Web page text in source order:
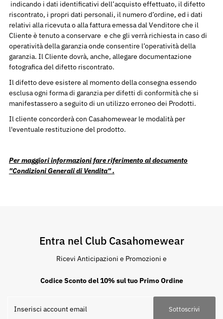
indicando i dati identificativi dell’acquisto effettuato, il difetto
riscontrato, i propri dati personali, il numero d’ordine, ed i dati
relativi alla ricevuta o alla fattura emessa dal Venditore che il
Cliente è tenuto a conservare e che gli verrà richiesta in caso di
operatività della garanzia onde consentire l’operatività della
garanzia. Il Cliente dovrà, anche, allegare documentazione
fotografica del difetto riscontrato.
Il difetto deve esistere al momento della consegna essendo
esclusa ogni forma di garanzia per difetti di conformità che si
manifestassero a seguito di un utilizzo erroneo dei Prodotti.
Il cliente concorderà con Casahomewear le modalità per
l'eventuale restituzione del prodotto.
Per maggiori informazioni fare riferimento al documento
"Condizioni Generali di Vendita" .
Entra nel Club Casahomewear
Ricevi Anticipazioni e Promozioni e
Codice Sconto del 10% sul tuo Primo Ordine
Sottoscrivi